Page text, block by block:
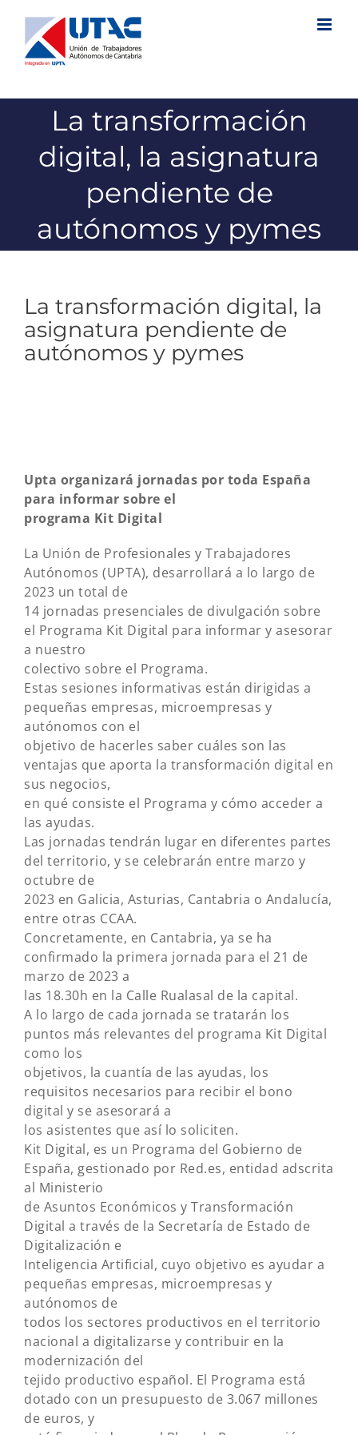
contenido
La transformación
digital, la asignatura
pendiente de
autónomos y pymes
La transformación digital, la
asignatura pendiente de
autónomos y pymes
Upta organizará jornadas por toda España
para informar sobre el
programa Kit Digital
La Unión de Profesionales y Trabajadores
Autónomos (UPTA), desarrollará a lo largo de
2023 un total de
14 jornadas presenciales de divulgación sobre
el Programa Kit Digital para informar y asesorar
a nuestro
colectivo sobre el Programa.
Estas sesiones informativas están dirigidas a
pequeñas empresas, microempresas y
autónomos con el
objetivo de hacerles saber cuáles son las
ventajas que aporta la transformación digital en
sus negocios,
en qué consiste el Programa y cómo acceder a
las ayudas.
Las jornadas tendrán lugar en diferentes partes
del territorio, y se celebrarán entre marzo y
octubre de
2023 en Galicia, Asturias, Cantabria o Andalucía,
entre otras CCAA.
Concretamente, en Cantabria, ya se ha
confirmado la primera jornada para el 21 de
marzo de 2023 a
las 18.30h en la Calle Rualasal de la capital.
A lo largo de cada jornada se tratarán los
puntos más relevantes del programa Kit Digital
como los
objetivos, la cuantía de las ayudas, los
requisitos necesarios para recibir el bono
digital y se asesorará a
los asistentes que así lo soliciten.
Kit Digital, es un Programa del Gobierno de
España, gestionado por Red.es, entidad adscrita
al Ministerio
de Asuntos Económicos y Transformación
Digital a través de la Secretaría de Estado de
Digitalización e
Inteligencia Artificial, cuyo objetivo es ayudar a
pequeñas empresas, microempresas y
autónomos de
todos los sectores productivos en el territorio
nacional a digitalizarse y contribuir en la
modernización del
tejido productivo español. El Programa está
dotado con un presupuesto de 3.067 millones
de euros, y